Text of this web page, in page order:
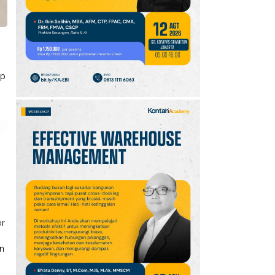
10 Intip Prakiraan Cuaca
Sumsel Kamis (6/8):
Hujan Ringan
Mendominasi, Siapkan
Payung!